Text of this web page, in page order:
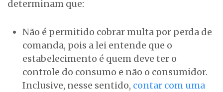
determinam que:
Não é permitido cobrar multa por perda de
comanda, pois a lei entende que o
estabelecimento é quem deve ter o
controle do consumo e não o consumidor.
Inclusive, nesse sentido, contar com uma